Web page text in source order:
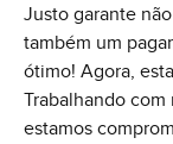
Justo garante
também um
ótimo! Agora,
Trabalhando
estamos